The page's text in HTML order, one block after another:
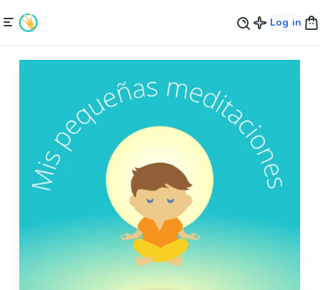
Log in